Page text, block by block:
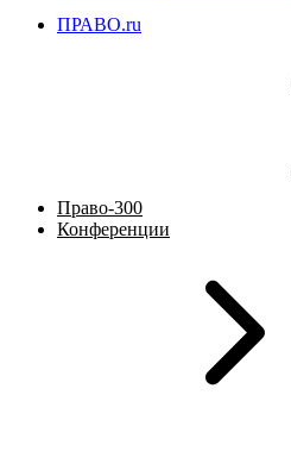
ПРАВО.ru
Право-300
Конференции